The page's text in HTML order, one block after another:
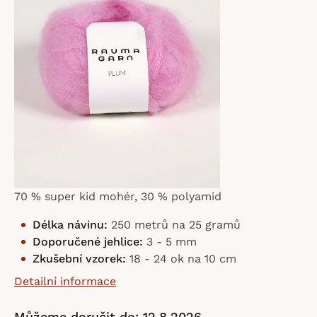
hvězdiček.
70 % super kid mohér, 30 % polyamid
Délka návinu: 250 metrů na 25 gramů
Doporučené jehlice: 3 - 5 mm
Zkušební vzorek: 18 - 24 ok na 10 cm
Detailní informace